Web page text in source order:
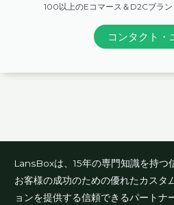
100以上のEコマース＆D2Cブラン
コンタクト・
LansBoxは、15年の専門知識を持つ
お客様の成功のための優れたカスタ
ョンを提供する信頼できるパートナ